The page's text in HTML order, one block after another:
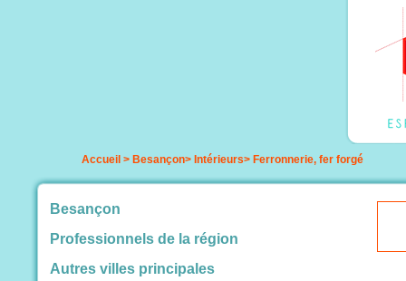
Accueil > Besançon> Intérieurs> Ferronnerie, fer forgé
Besançon
Professionnels de la région
Autres villes principales